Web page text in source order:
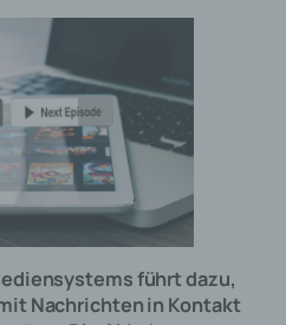
führt dazu,
Nachrichten in Kontakt